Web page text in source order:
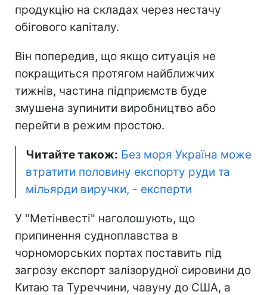
продукцію на складах через нестачу
обігового капіталу.
Він попередив, що якщо ситуація не
покращиться протягом найближчих
тижнів, частина підприємств буде
змушена зупинити виробництво або
перейти в режим простою.
Читайте також: Без моря Україна може
втратити половину експорту руди та
мільярди виручки, - експерти
У "Метінвесті" наголошують, що
припинення судноплавства в
чорноморських портах поставить під
загрозу експорт залізорудної сировини до
Китаю та Туреччини, чавуну до США, а